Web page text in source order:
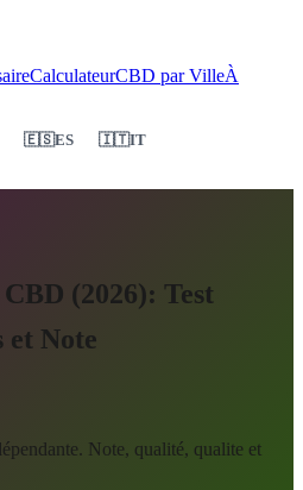
CalculateurCBD par VilleÀ
🇪🇸ES 🇮🇹IT
(2026): Test
et Note
Note, qualité, qualite et